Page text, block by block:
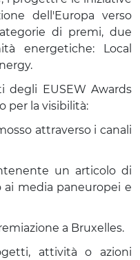
dell'Europa verso
di premi, due
energetiche: Local
degli EUSEW Awards
per la visibilità:
attraverso i canali
un articolo di
media paneuropei e
a Bruxelles.
attività o azioni